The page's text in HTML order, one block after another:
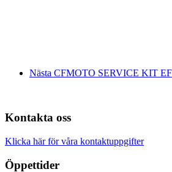
Nästa CFMOTO SERVICE KIT
Kontakta oss
Klicka här för våra kontaktuppgifter
Öppettider